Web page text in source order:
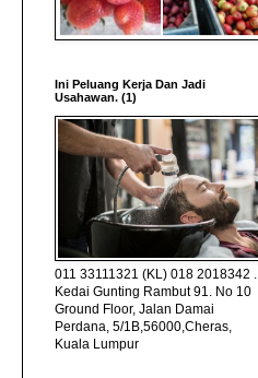
Ini Peluang Kerja Dan Jadi
Usahawan. (1)
011 33111321 (KL) 018 2018342 .
Kedai Gunting Rambut 91. No 10
Ground Floor, Jalan Damai
Perdana, 5/1B,56000,Cheras,
Kuala Lumpur